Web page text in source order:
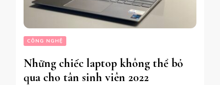
CÔNG NGHỆ
Những chiếc laptop không thể bỏ
qua cho tân sinh viên 2022